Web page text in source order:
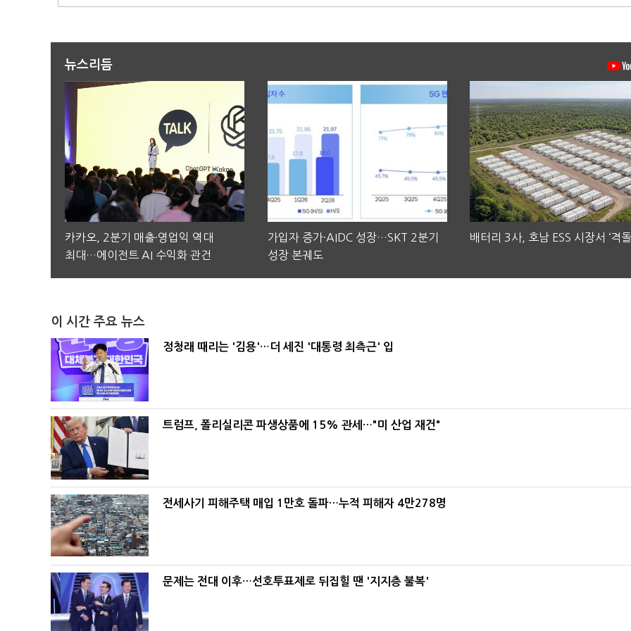
뉴스리듬
카카오, 2분기 매출·영업익 역대
최대…에이전트 AI 수익화 관건
가입자 증가·AIDC 성장…SKT 2분기
성장 본궤도
배터리 3사, 호남 ESS 시장서 ‘격돌
이 시간 주요 뉴스
정청래 때리는 '김용'…더 세진 '대통령 최측근' 입
트럼프, 폴리실리콘 파생상품에 15% 관세…"미 산업 재건"
전세사기 피해주택 매입 1만호 돌파…누적 피해자 4만278명
문제는 전대 이후…선호투표제로 뒤집힐 땐 '지지층 불복'